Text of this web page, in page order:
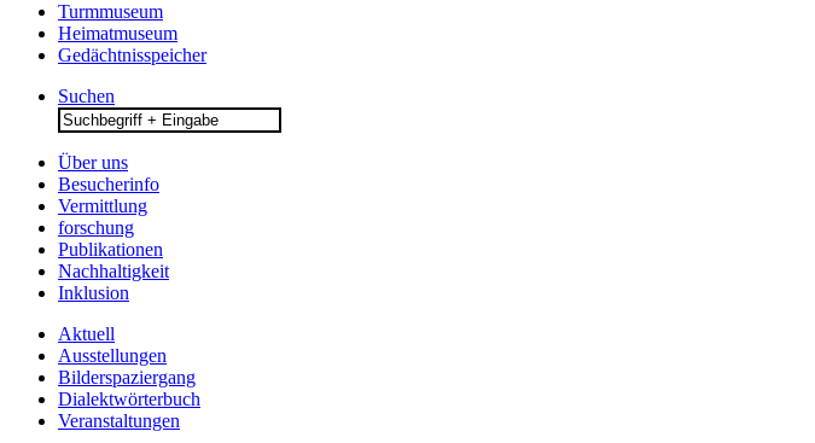
Turmmuseum
Heimatmuseum
Gedächtnisspeicher
Suchen
Search
for:
Über uns
Besucherinfo
Vermittlung
forschung
Publikationen
Nachhaltigkeit
Inklusion
Aktuell
Ausstellungen
Bilderspaziergang
Dialektwörterbuch
Veranstaltungen